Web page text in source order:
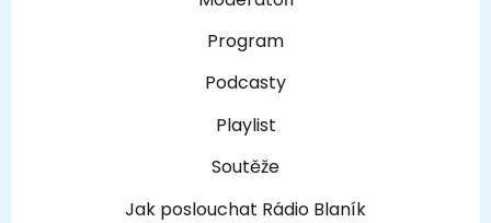
Program
Podcasty
Playlist
Soutěže
Jak poslouchat Rádio Blaník